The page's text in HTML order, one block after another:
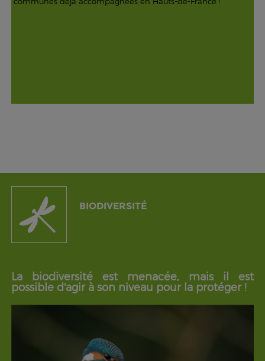
BIODIVERSITÉ
La biodiversité est menacée, mais il est
possible d'agir à son niveau pour la protéger !